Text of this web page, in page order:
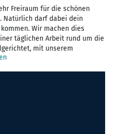
Freiraum für die schönen
Natürlich darf dabei dein
Wir machen dies
täglichen Arbeit rund um die
mit unserem